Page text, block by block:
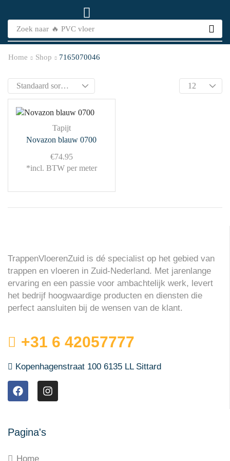
Zoek naar 🔥 PVC vloer
Home Shop 7165070046
Tapijt
Novazon blauw 0700
€74.95
*incl. BTW per meter
TrappenVloerenZuid is dé specialist op het gebied van
trappen en vloeren in Zuid-Nederland. Met jarenlange
ervaring en een passie voor ambachtelijk werk, levert
het bedrijf hoogwaardige producten en diensten die
perfect aansluiten bij de wensen van de klant.
+31 6 42057777
Kopenhagenstraat 100 6135 LL Sittard
Pagina's
Home